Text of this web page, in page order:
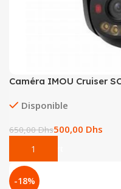
Caméra IMOU Cruiser
Disponible
650,00Dhs500,00 Dhs
Add To Cart
-18%